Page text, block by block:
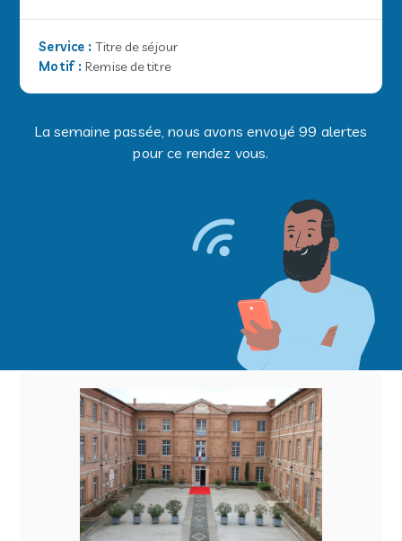
Service :Titre de séjour
Motif:Remise de titre
La semaine passée, nous avons envoyé 99 alertes
pour ce rendez vous.